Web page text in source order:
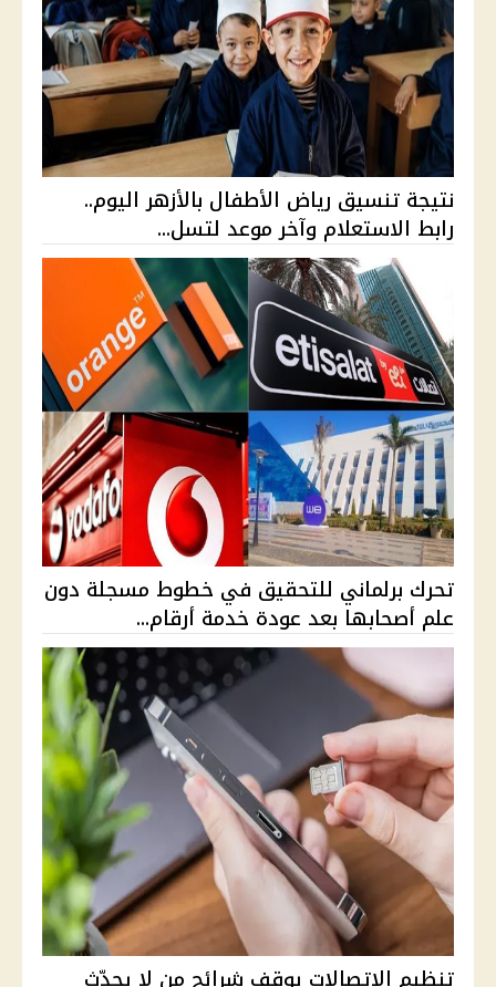
نتيجة تنسيق رياض الأطفال بالأزهر اليوم..
رابط الاستعلام وآخر موعد لتسل...
تحرك برلماني للتحقيق في خطوط مسجلة دون
علم أصحابها بعد عودة خدمة أرقام...
تنظيم الاتصالات يوقف شرائح من لا يحدّث